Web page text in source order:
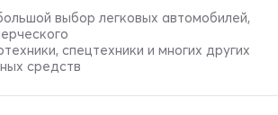
выбор легковых автомобилей,
спецтехники и многих других
средств